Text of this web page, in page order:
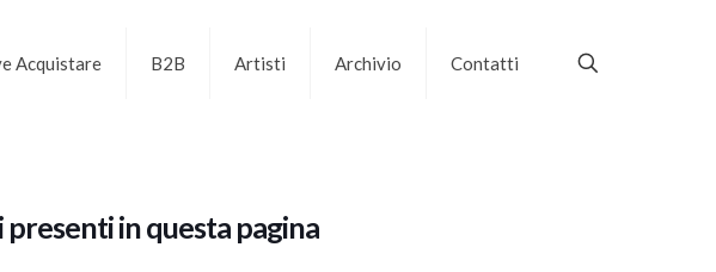
Acquistare B2B Artisti Archivio Contatti
in questa pagina